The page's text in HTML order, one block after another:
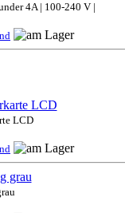
4A | 100-240 V |
LCD